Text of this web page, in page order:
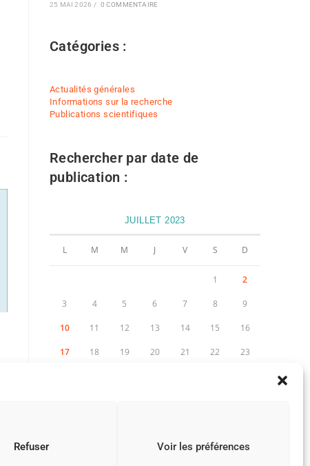
Refuser Voir les préférences
25 MAI 2026 / 0 COMMENTAIRE
Catégories :
Actualités générales
Informations sur la recherche
Publications scientifiques
Rechercher par date de
publication :
JUILLET 2023
L M M J V S D
1 2
3 4 5 6 7 8 9
10 11 12 13 14 15 16
17 18 19 20 21 22 23